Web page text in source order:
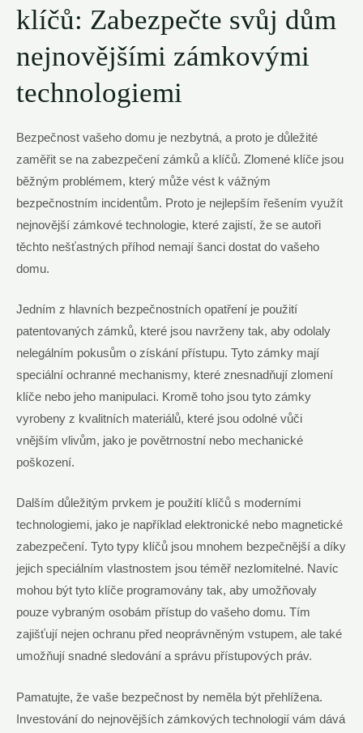
klíčů: Zabezpečte svůj dům
nejnovějšími zámkovými
technologiemi
Bezpečnost vašeho ⁢domu je nezbytná, a proto je důležité
zaměřit ⁢se na zabezpečení zámků a‍ klíčů. Zlomené klíče jsou
⁤běžným problémem, který může vést​ k⁣ vážným‌
bezpečnostním incidentům. Proto ⁢je nejlepším⁤ řešením využít
nejnovější zámkové technologie, které zajistí, že se autoři
těchto nešťastných příhod nemají šanci dostat do​ vašeho
domu.
Jedním z hlavních bezpečnostních opatření je⁤ použití
patentovaných zámků, které jsou navrženy‍ tak, aby odolaly
nelegálním pokusům o‌ získání přístupu. Tyto zámky mají
speciální ​ochranné mechanismy, které znesnadňují zlomení
klíče nebo jeho manipulaci. Kromě toho jsou tyto zámky
vyrobeny z kvalitních materiálů,⁤ které jsou odolné vůči
vnějším ‌vlivům, jako je povětrnostní nebo mechanické
poškození.
Dalším důležitým prvkem je použití klíčů s moderními
technologiemi, jako je například ⁤elektronické nebo magnetické
⁢zabezpečení. Tyto typy klíčů jsou mnohem bezpečnější a díky
jejich speciálním vlastnostem jsou téměř nezlomitelné. Navíc
mohou být ​tyto klíče ⁣programovány tak, aby umožňovaly
pouze ⁤vybraným osobám přístup do vašeho domu. Tím
zajišťují nejen ochranu před neoprávněným vstupem, ale také
umožňují snadné sledování a⁣ správu přístupových práv.
Pamatujte, že vaše bezpečnost ⁣by neměla ⁢být přehlížena.
Investování do nejnovějších zámkových technologií vám dává